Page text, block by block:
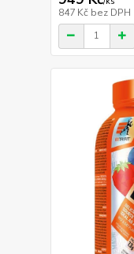
847 Kč bez DPH